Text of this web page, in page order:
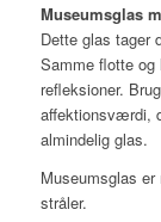
Museumsglas
Dette glas tager
Samme flotte og
refleksioner.
affektionsværdi,
almindelig glas.
Museumsglas
stråler.